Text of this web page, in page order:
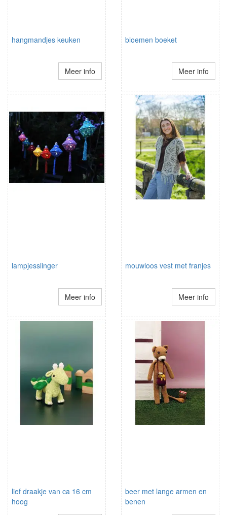
hangmandjes keuken
Meer info
bloemen boeket
Meer info
lampjesslinger
Meer info
mouwloos vest met franjes
Meer info
lief draakje van ca 16 cm
hoog
beer met lange armen en
benen